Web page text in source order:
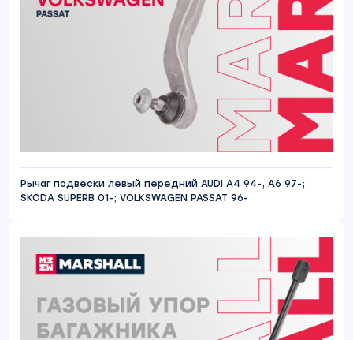
Рычаг подвески левый передний AUDI A4 94-, A6 97-;
SKODA SUPERB 01-; VOLKSWAGEN PASSAT 96-